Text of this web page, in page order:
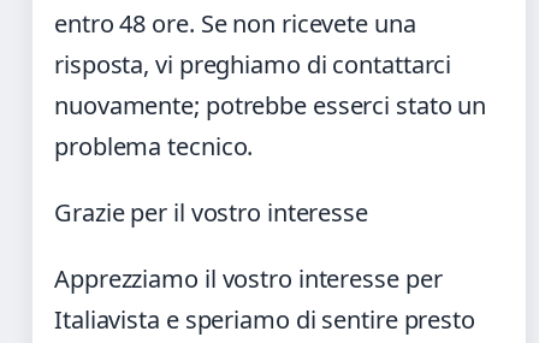
entro 48 ore. Se non ricevete una
risposta, vi preghiamo di contattarci
nuovamente; potrebbe esserci stato un
problema tecnico.
Grazie per il vostro interesse
Apprezziamo il vostro interesse per
Italiavista e speriamo di sentire presto